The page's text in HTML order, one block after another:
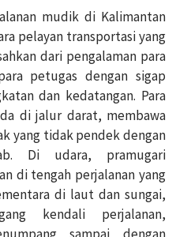
mudik di Kalimantan
pelayan transportasi yang
dari pengalaman para
petugas dengan sigap
dan kedatangan. Para
di jalur darat, membawa
yang tidak pendek dengan
Di udara, pramugari
di tengah perjalanan yang
di laut dan sungai,
kendali perjalanan,